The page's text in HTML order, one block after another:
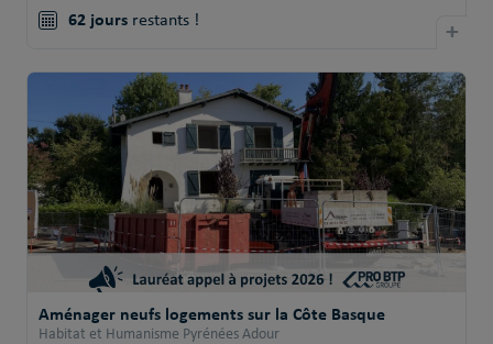
62 joursrestants ! +
Aménager neufs logements sur la Côte Basque
Habitat et Humanisme Pyrénées Adour